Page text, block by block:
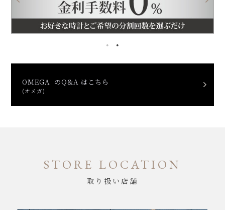
OMEGA のQ&A はこちら
(オメガ)
STORE LOCATION
取り扱い店舗